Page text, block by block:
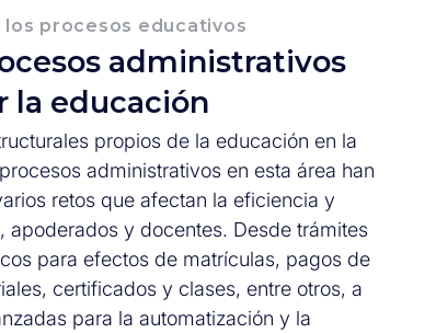
procesos educativos
administrativos
la educación
propios de la educación en la
administrativos en esta área han
retos que afectan la eficiencia y
apoderados y docentes. Desde trámites
para efectos de matrículas, pagos de
certificados y clases, entre otros, a
para la automatización y la